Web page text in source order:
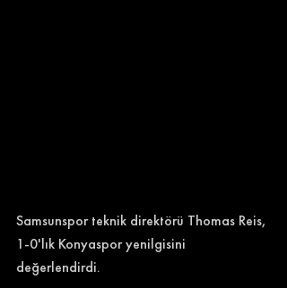
Samsunspor teknik direktörü Thomas Reis,
1-0'lık Konyaspor yenilgisini
değerlendirdi.